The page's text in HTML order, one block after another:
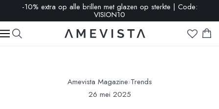
-10% extra op alle brillen met glazen op sterkte | Code:
VISION10
Amevista Magazine›Trends
26 mei 2025